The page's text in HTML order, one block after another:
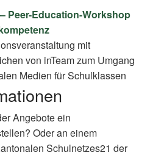
Peer-Education-Workshop
mit
von inTeam zum Umgang
Medien für Schulklassen
Angebote ein
Oder an einem
Schulnetzes21 der